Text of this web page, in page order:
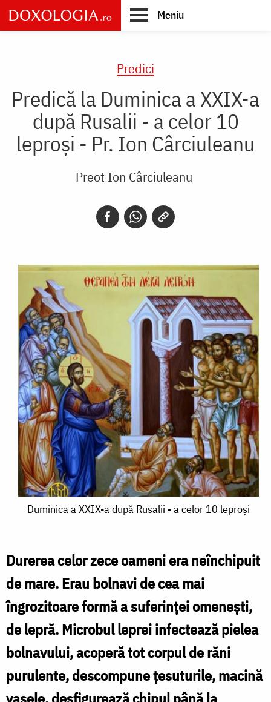
Skip
to
main
Meniu
Predici
Predică la Duminica a XXIX-a
după Rusalii - a celor 10
leproşi - Pr. Ion Cârciuleanu
Preot Ion Cârciuleanu
Duminica
a
după
Rusalii
-
a
celor
10
Duminica a XXIX-a după Rusalii - a celor 10 leproşi
Durerea celor zece oameni era neînchipuit
de mare. Erau bolnavi de cea mai
îngrozitoare formă a suferinţei omeneşti,
de lepră. Microbul leprei infectează pielea
bolnavului, acoperă tot corpul de răni
purulente, descompune ţesuturile, macină